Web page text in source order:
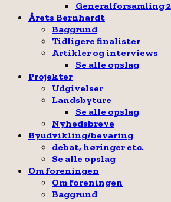
Generalforsamling
Årets Bernhardt
Baggrund
Tidligere finalister
Artikler og interviews
Se alle opslag
Projekter
Udgivelser
Landsbyture
Se alle opslag
Nyhedsbreve
Byudvikling/bevaring
debat, høringer etc.
Se alle opslag
Om foreningen
Om foreningen
Baggrund